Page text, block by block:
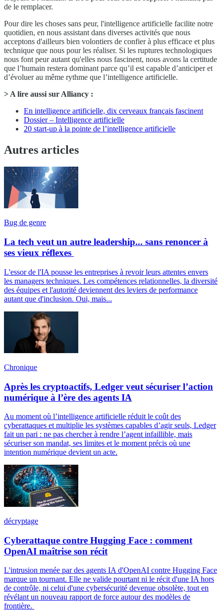
de le remplacer.
Pour dire les choses sans peur, l'intelligence artificielle facilite notre
quotidien, en nous assistant dans diverses activités que nous
acceptons d'ailleurs bien volontiers de confier à plus efficace et plus
technique que nous pour les réaliser. Si les ruptures technologiques
nous font peur autant qu'elles nous fascinent, nous avons la certitude
que l’humain restera dominant parce qu’il est capable d’anticiper et
d’évoluer au même rythme que l’intelligence artificielle.
> A lire aussi sur Alliancy :
En intelligence artificielle, dix cerveaux français fascinent
Dossier – Intelligence artificielle
20 start-up à la pointe de l’intelligence artificielle
Autres articles
Bug de genre
La tech veut un autre leadership... sans renoncer à
ses vieux réflexes
L'essor de l'IA pousse les entreprises à revoir leurs attentes envers
les managers techniques. Les compétences relationnelles, la diversité
des équipes et l'autorité deviennent des leviers de performance
autant que d'inclusion. Oui, mais...
Chronique
Après les cryptoactifs, Ledger veut sécuriser l’action
numérique à l’ère des agents IA
Au moment où l’intelligence artificielle réduit le coût des
cyberattaques et multiplie les systèmes capables d’agir seuls, Ledger
fait un pari : ne pas chercher à rendre l’agent infaillible, mais
sécuriser son mandat, ses limites et le moment précis où une
intention numérique devient un acte.
décryptage
Cyberattaque contre Hugging Face : comment
OpenAI maîtrise son récit
L'intrusion menée par des agents IA d'OpenAI contre Hugging Face
marque un tournant. Elle ne valide pourtant ni le récit d'une IA hors
de contrôle, ni celui d'une cybersécurité devenue obsolète, tout en
révélant un nouveau rapport de force autour des modèles de
frontière.